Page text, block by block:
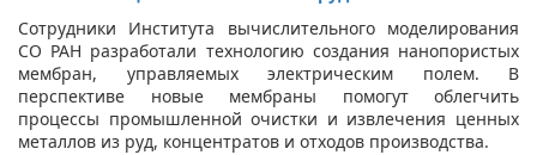
Сотрудники Института вычислительного моделирования
СО РАН разработали технологию создания нанопористых
мембран, управляемых электрическим полем. В
перспективе новые мембраны помогут облегчить
процессы промышленной очистки и извлечения ценных
металлов из руд, концентратов и отходов производства.